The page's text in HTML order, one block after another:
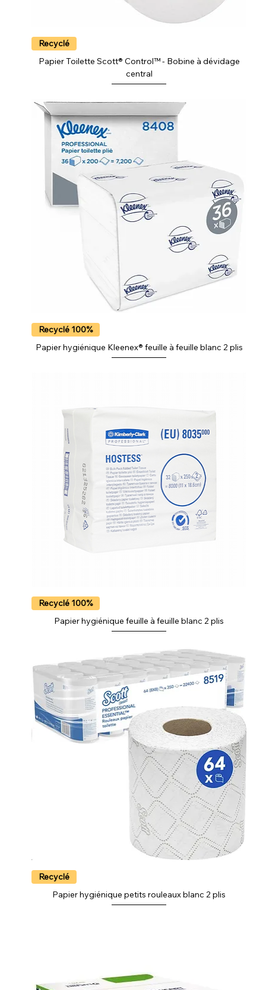
Recyclé
Papier Toilette Scott® Control™ - Bobine à dévidage
central
Recyclé 100%
Papier hygiénique Kleenex® feuille à feuille blanc 2 plis
Recyclé 100%
Papier hygiénique feuille à feuille blanc 2 plis
Recyclé
Papier hygiénique petits rouleaux blanc 2 plis